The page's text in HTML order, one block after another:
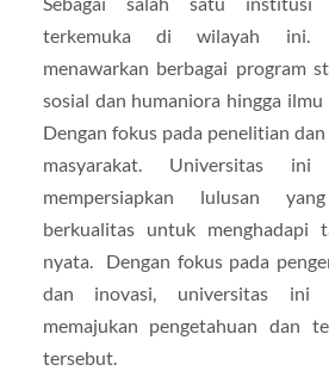
terkemuka di wilayah ini.
menawarkan berbagai program
sosial dan humaniora hingga
Dengan fokus pada penelitian
masyarakat. Universitas
mempersiapkan lulusan
berkualitas untuk menghadapi
nyata. Dengan fokus pada
dan inovasi, universitas ini
memajukan pengetahuan dan
tersebut.